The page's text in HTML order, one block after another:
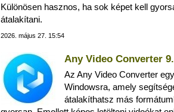
Különösen hasznos, ha sok képet kell
átalakítani.
2026. május 27. 15:54
Any Video Converter
Az Any Video Converter
Windowsra, amely
átalakíthatsz más